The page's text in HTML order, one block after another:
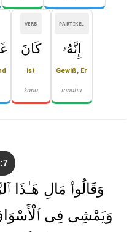
PARTIKEL
إِنَّهُۥ
Gewiß, Er
innahu
VERB
كَانَ
ist
kāna
وَقَالُوا۟ مَالِ هَـٰذَا
وَيَمْشِى فِى